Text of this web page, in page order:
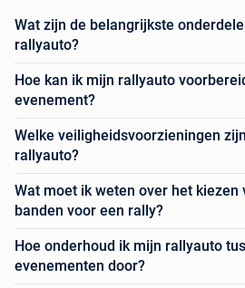
Wat zijn de belangrijkste
rallyauto?
Hoe kan ik mijn rallyauto
evenement?
Welke veiligheidsvoorzieningen
rallyauto?
Wat moet ik weten over het kiezen
banden voor een rally?
Hoe onderhoud ik mijn rallyauto
evenementen door?